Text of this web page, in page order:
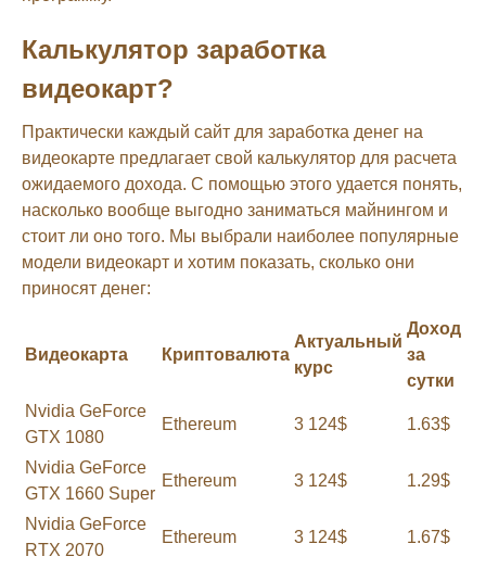
Калькулятор заработка
видеокарт?
Практически каждый сайт для заработка денег на
видеокарте предлагает свой калькулятор для расчета
ожидаемого дохода. С помощью этого удается понять,
насколько вообще выгодно заниматься майнингом и
стоит ли оно того. Мы выбрали наиболее популярные
модели видеокарт и хотим показать, сколько они
приносят денег:
Видеокарта Криптовалюта
Актуальный
курс
Доход
за
сутки
Nvidia GeForce
GTX 1080
Ethereum 3 124$ 1.63$
Nvidia GeForce
GTX 1660 Super
Ethereum 3 124$ 1.29$
Nvidia GeForce
RTX 2070
Ethereum 3 124$ 1.67$